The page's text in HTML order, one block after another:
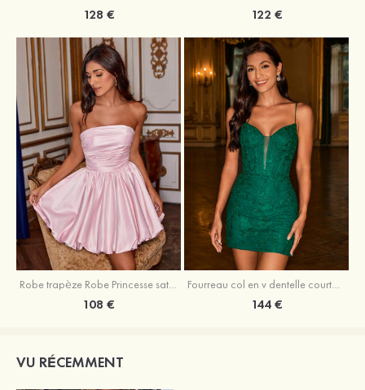
128 € 122 €
Robe trapèze Robe Princesse satin sans manches courte/mini robe de fête de la rentrée
108 €
Fourreau col en v dentelle courte/mini robe de fête de la rentré avec perles
144 €
VU RÉCEMMENT